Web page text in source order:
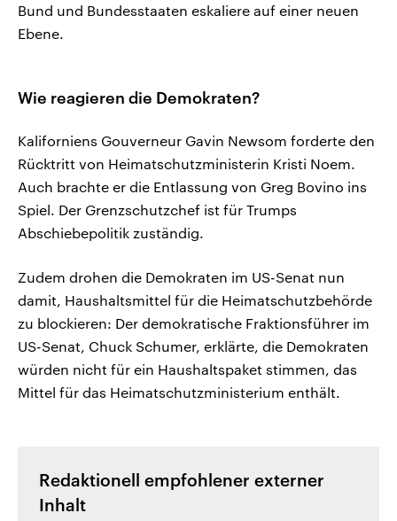
Bund und Bundesstaaten eskaliere auf einer neuen
Ebene.
Wie reagieren die Demokraten?
Kaliforniens Gouverneur Gavin Newsom forderte den
Rücktritt von Heimatschutzministerin Kristi Noem.
Auch brachte er die Entlassung von Greg Bovino ins
Spiel. Der Grenzschutzchef ist für Trumps
Abschiebepolitik zuständig.
Zudem drohen die Demokraten im US-Senat nun
damit, Haushaltsmittel für die Heimatschutzbehörde
zu blockieren: Der demokratische Fraktionsführer im
US-Senat, Chuck Schumer, erklärte, die Demokraten
würden nicht für ein Haushaltspaket stimmen, das
Mittel für das Heimatschutzministerium enthält.
Redaktionell empfohlener externer
Inhalt